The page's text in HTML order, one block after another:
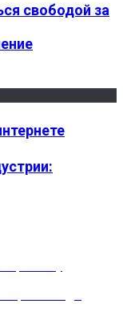
свободой за